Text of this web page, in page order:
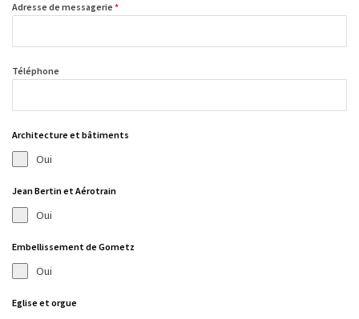
Adresse de messagerie *
Téléphone
Architecture et bâtiments
Oui
Jean Bertin et Aérotrain
Oui
Embellissement de Gometz
Oui
Eglise et orgue